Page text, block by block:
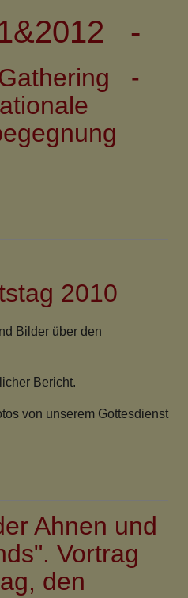
-
-
2010
Bilder über den
Bericht.
von unserem Gottesdienst
Ahnen und
Vortrag
den